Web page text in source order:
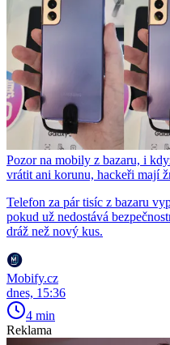
Pozor na mobily z bazaru, i
vrátit ani korunu, hackeři mají
Telefon za pár tisíc z bazaru
pokud už nedostává
dráž než nový kus.
Mobify.cz
dnes, 15:36
4 min
Reklama